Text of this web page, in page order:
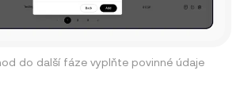
do další fáze vyplňte povinné údaje